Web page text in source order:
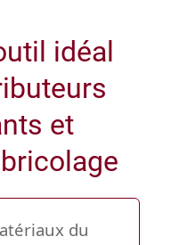
idéal
et
du